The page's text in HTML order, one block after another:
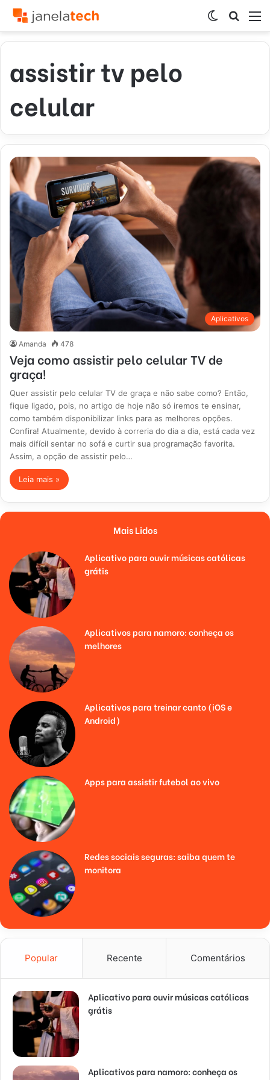
por
Switch
skin
assistir tv pelo
celular
Aplicativos
Amanda 478
Veja como assistir pelo celular TV de
graça!
Quer assistir pelo celular TV de graça e não sabe como? Então,
fique ligado, pois, no artigo de hoje não só iremos te ensinar,
como também disponibilizar links para as melhores opções.
Confira! Atualmente, devido à correria do dia a dia, está cada vez
mais difícil sentar no sofá e curtir sua programação favorita.
Assim, a opção de assistir pelo…
Leia mais »
Mais Lidos
Aplicativo para ouvir músicas católicas
grátis
Aplicativos para namoro: conheça os
melhores
Aplicativos para treinar canto (iOS e
Android)
Apps para assistir futebol ao vivo
Redes sociais seguras: saiba quem te
monitora
Popular Recente Comentários
Aplicativo para ouvir músicas católicas
grátis
Aplicativos para namoro: conheça os